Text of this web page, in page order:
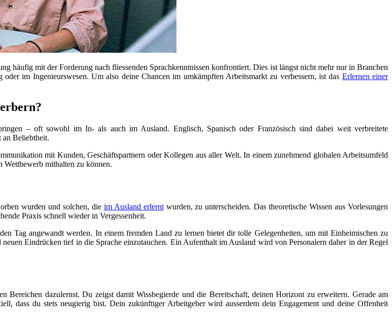
häufig mit der Forderung nach fliessenden Sprachkenntnissen konfrontiert. Dies ist längst nicht mehr nur in Branchen
im Ingenieurswesen. Um also deine Chancen im umkämpften Arbeitsmarkt zu verbessern, ist das Erlernen einer
– oft sowohl im In- als auch im Ausland. Englisch, Spanisch oder Französisch sind dabei weit verbreitete
an Beliebtheit.
mit Kunden, Geschäftspartnern oder Kollegen aus aller Welt. In einem zunehmend globalen Arbeitsumfeld
Wettbewerb mithalten zu können.
wurden und solchen, die im Ausland erlerntwurden, zu unterscheiden. Das theoretische Wissen aus Vorlesungen
Praxis schnell wieder in Vergessenheit.
Tag angewandt werden. In einem fremden Land zu lernen bietet dir tolle Gelegenheiten, um mit Einheimischen zu
Eindrücken tief in die Sprache einzutauchen. Ein Aufenthalt im Ausland wird von Personalern daher in der Regel
Bereichen dazulernst. Du zeigst damit Wissbegierde und die Bereitschaft, deinen Horizont zu erweitern. Gerade am
dass du stets neugierig bist. Dein zukünftiger Arbeitgeber wird ausserdem dein Engagement und deine Offenheit